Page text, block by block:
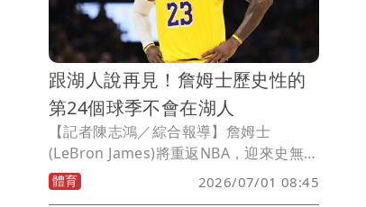
跟湖人說再見！詹姆士歷史性的
第24個球季不會在湖人
【記者陳志鴻／綜合報導】詹姆士
(LeBron James)將重返NBA，迎來史無前
例的第24個球季，但他不會再效力於洛杉
磯湖人了。
體育 2026/07/01 08:45